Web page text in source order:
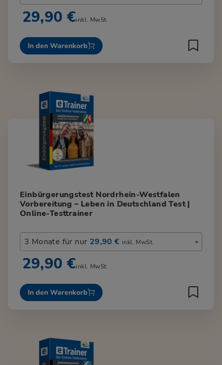
29,90 €inkl. MwSt.
In den Warenkorb
Einbürgerungstest Nordrhein-Westfalen
Vorbereitung – Leben in Deutschland Test |
Online-Testtrainer
3 Monate für nur 29,90 € inkl. MwSt.
29,90 €inkl. MwSt.
In den Warenkorb